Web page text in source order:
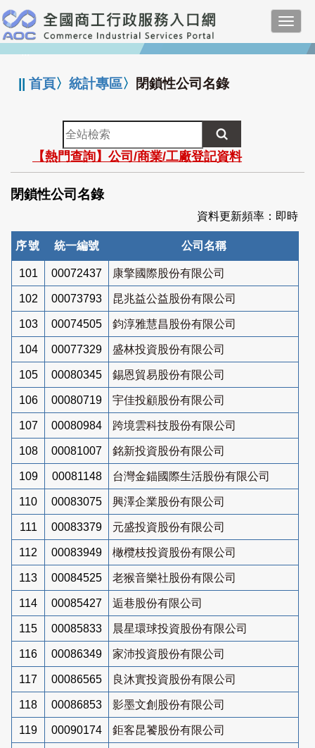
跳
到
主
要
:::
||首頁〉統計專區〉 閉鎖性公司名錄
全
站
檢
索
【熱門查詢】公司/商業/工廠登記資料
閉鎖性公司名錄
資料更新頻率：即時
序號 統一編號 公司名稱
101 00072437 康擎國際股份有限公司
102 00073793 昆兆益公益股份有限公司
103 00074505 鈞淳雅慧昌股份有限公司
104 00077329 盛林投資股份有限公司
105 00080345 錫恩貿易股份有限公司
106 00080719 宇佳投顧股份有限公司
107 00080984 跨境雲科技股份有限公司
108 00081007 銘新投資股份有限公司
109 00081148 台灣金錨國際生活股份有限公司
110 00083075 興澤企業股份有限公司
111 00083379 元盛投資股份有限公司
112 00083949 橄欖枝投資股份有限公司
113 00084525 老猴音樂社股份有限公司
114 00085427 逅巷股份有限公司
115 00085833 晨星環球投資股份有限公司
116 00086349 家沛投資股份有限公司
117 00086565 良沐實投資股份有限公司
118 00086853 影墨文創股份有限公司
119 00090174 鉅客昆饕股份有限公司